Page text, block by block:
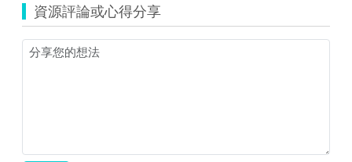
學
教
資源評論或心得分享